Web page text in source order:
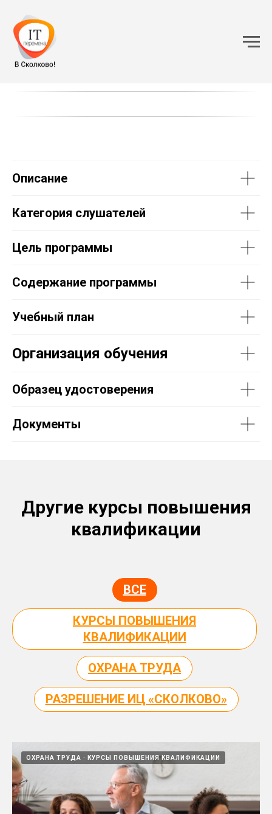
Описание
Категория слушателей
Цель программы
Содержание программы
Учебный план
Организация обучения
Образец удостоверения
Документы
Другие курсы повышения
квалификации
ВСЕ
КУРСЫ ПОВЫШЕНИЯ
КВАЛИФИКАЦИИ
ОХРАНА ТРУДА
РАЗРЕШЕНИЕ ИЦ «СКОЛКОВО»
ОХРАНА ТРУДА КУРСЫ ПОВЫШЕНИЯ КВАЛИФИКАЦИИ